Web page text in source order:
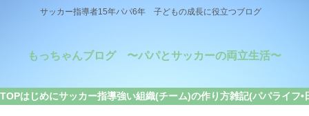
サッカー指導者15年パパ6年 子どもの成長に役立つブログ
もっちゃんブログ 〜パパとサッカーの両立生活〜
TOPはじめにサッカー指導強い組織(チーム)の作り方雑記(パパライフ•